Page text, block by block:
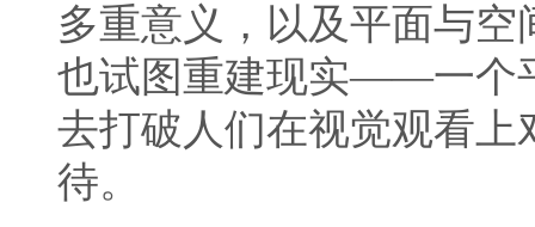
多重意义，以及平面与
也试图重建现实——一个
去打破人们在视觉观看
待。